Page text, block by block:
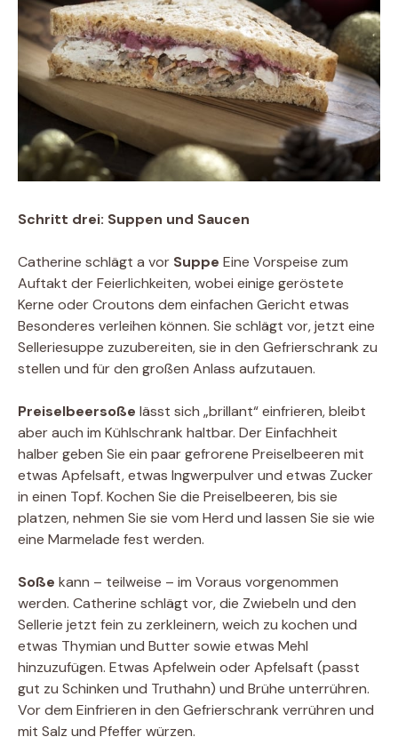
Schritt drei: Suppen und Saucen
Catherine schlägt a vor Suppe Eine Vorspeise zum
Auftakt der Feierlichkeiten, wobei einige geröstete
Kerne oder Croutons dem einfachen Gericht etwas
Besonderes verleihen können. Sie schlägt vor, jetzt eine
Selleriesuppe zuzubereiten, sie in den Gefrierschrank zu
stellen und für den großen Anlass aufzutauen.
Preiselbeersoße lässt sich „brillant“ einfrieren, bleibt
aber auch im Kühlschrank haltbar. Der Einfachheit
halber geben Sie ein paar gefrorene Preiselbeeren mit
etwas Apfelsaft, etwas Ingwerpulver und etwas Zucker
in einen Topf. Kochen Sie die Preiselbeeren, bis sie
platzen, nehmen Sie sie vom Herd und lassen Sie sie wie
eine Marmelade fest werden.
Soße kann – teilweise – im Voraus vorgenommen
werden. Catherine schlägt vor, die Zwiebeln und den
Sellerie jetzt fein zu zerkleinern, weich zu kochen und
etwas Thymian und Butter sowie etwas Mehl
hinzuzufügen. Etwas Apfelwein oder Apfelsaft (passt
gut zu Schinken und Truthahn) und Brühe unterrühren.
Vor dem Einfrieren in den Gefrierschrank verrühren und
mit Salz und Pfeffer würzen.